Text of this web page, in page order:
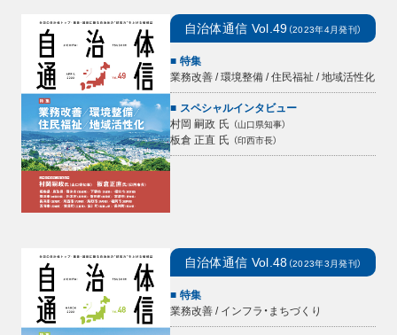
自治体通信 Vol.49 （2023年4月発刊）
特集
業務改善 / 環境整備 / 住民福祉 / 地域活性化
スペシャルインタビュー
村岡 嗣政 氏 （山口県知事）
板倉 正直 氏 （印西市長）
自治体通信 Vol.48 （2023年3月発刊）
特集
業務改善 / インフラ・まちづくり